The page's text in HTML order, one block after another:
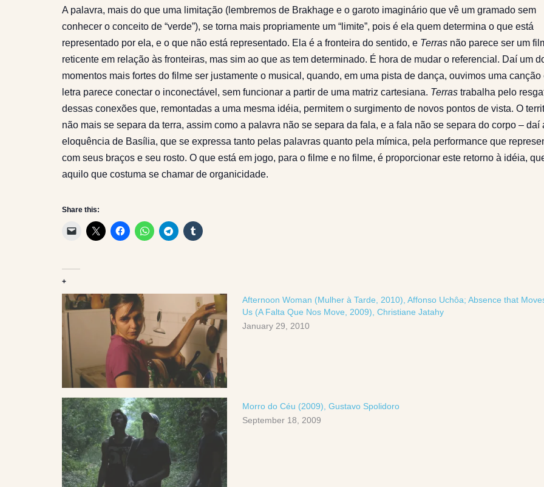
A palavra, mais do que uma limitação (lembremos de Brakhage e o garoto imaginário que vê um gramado sem
conhecer o conceito de “verde”), se torna mais propriamente um “limite”, pois é ela quem determina o que está
representado por ela, e o que não está representado. Ela é a fronteira do sentido, e Terras não parece ser um
reticente em relação às fronteiras, mas sim ao que as tem determinado. É hora de mudar o referencial. Daí um
momentos mais fortes do filme ser justamente o musical, quando, em uma pista de dança, ouvimos uma canção
letra parece conectar o inconectável, sem funcionar a partir de uma matriz cartesiana. Terras trabalha pelo
dessas conexões que, remontadas a uma mesma idéia, permitem o surgimento de novos pontos de vista. O
não mais se separa da terra, assim como a palavra não se separa da fala, e a fala não se separa do corpo – daí
eloquência de Basília, que se expressa tanto pelas palavras quanto pela mímica, pela performance que
com seus braços e seu rosto. O que está em jogo, para o filme e no filme, é proporcionar este retorno à idéia,
aquilo que costuma se chamar de organicidade.
Share this:
+
Afternoon Woman (Mulher à Tarde, 2010), Affonso Uchôa; Absence that
Us (A Falta Que Nos Move, 2009), Christiane Jatahy
January 29, 2010
Morro do Céu (2009), Gustavo Spolidoro
September 18, 2009